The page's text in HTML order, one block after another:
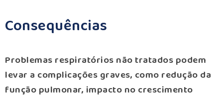
Consequências
Problemas respiratórios não tratados podem
levar a complicações graves, como redução da
função pulmonar, impacto no crescimento